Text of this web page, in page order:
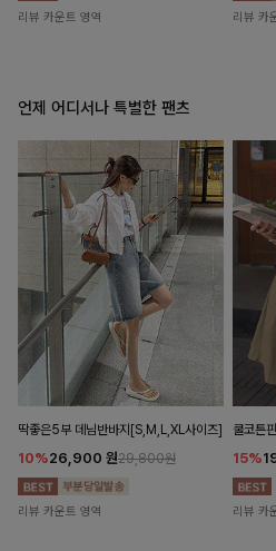
리뷰 카운트 영역 리뷰 카
언제 어디서나 특별한 팬츠
딱좋은5부 데님반바지[S,M,L,XL사이즈]
10%26,900 원29,800원
리뷰 카운트 영역
쿨코튼
15%
리뷰 카